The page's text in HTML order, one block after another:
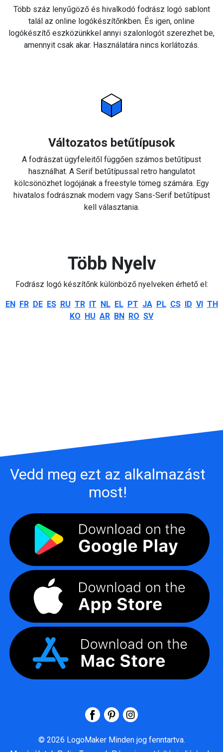
Több száz lenyűgöző és hivalkodó fodrász logó sablont
talál az online logókészítőnkben. És igen, online
logókészítő eszközünkkel annyi szalonlogót szerezhet be,
amennyit csak akar. Használatára nincs korlátozás.
Változatos betűtípusok
A fodrászat ügyfeleitől függően számos betűtípust
használhat. A Serif betűtípussal retro hangulatot
kölcsönözhet logójának a freestyle tömeg számára. Egy
hivatalos fodrásznak modern vagy Sans-Serif betűtípust
kell választania.
Több Nyelv
Fodrász logó készítőnk különböző nyelveken érhető el:
EN FR DE ES RU TR IT NL EL PT JA PL CS ID VI TH
KO HU AR BN RO SV
Vedd meg ezt az alkalmazást
most!
© 2026 LogoMaker Minden jog fenntartva.